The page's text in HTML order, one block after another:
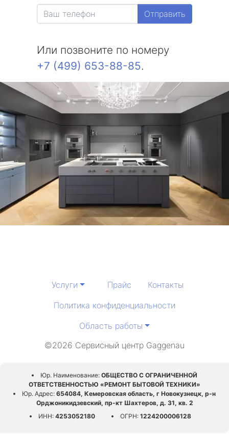
Отправить
Или позвоните по номеру
+7 (499) 653-88-85.
Услуги Прайс
Контакты
Политика конфиденциальности
Область работы
©2026 Сервисный центр Gaggenau
Юр. Наименование: ОБЩЕСТВО С ОГРАНИЧЕННОЙ
ОТВЕТСТВЕННОСТЬЮ «РЕМОНТ БЫТОВОЙ ТЕХНИКИ»
Юр. Адрес: 654084, Кемеровская область, г Новокузнецк, р-н
Орджоникидзевский, пр-кт Шахтеров, д. 31, кв. 2
ИНН: 4253052180 ОГРН: 1224200006128